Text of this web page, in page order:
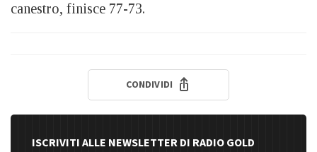
canestro, finisce 77-73.
CONDIVIDI
ISCRIVITI ALLE NEWSLETTER DI RADIO GOLD